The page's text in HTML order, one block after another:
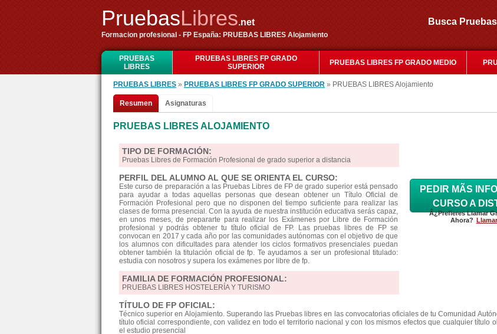
PruebasLibres.net
Formacion profesional - FP España: PRUEBAS LIBRES Alojamiento
Busca
PRUEBAS
LIBRES
PRUEBAS LIBRES FP GRADO
SUPERIOR
PRUEBAS LIBRES FP GRADO MEDIO
PRUEBAS LIBRES » PRUEBAS LIBRES FP GRADO SUPERIOR » PRUEBAS LIBRES Alojamiento
Resumen Asignaturas
PRUEBAS LIBRES ALOJAMIENTO
PEDIR MÃS
CURSO A
Â¿Prefieres Llamar
Ahora?
TIPO DE FORMACIÓN:
Pruebas Libres de Formación Profesional de grado superior a distancia
PERFIL DEL ALUMNO AL QUE SE ORIENTA EL CURSO:
Este curso de preparación a las Pruebas Libres de FP de grado superior está pensado
para ayudar a todas aquellas personas que desean obtener un Título Oficial de
Formación Profesional pero que no disponen del tiempo suficiente para realizar las
clases de forma presencial. Con la ayuda de nuestra institución educativa serás capaz,
en unos meses, de prepararte para realizar los Exámenes por Libre de Formación
profesional y podrás obtener tu título oficial de FP. Las pruebas libres de FP se
convocan en 2017 y cada año por las comunidades autónomas con el objetivo de que
los alumnos con dificultades para atender los ciclos formativos presenciales puedan
obtener también la titulación oficial de fp. Te ayudamos a ser un profesional titulado:
estudia con nosotros y supera los exámenes por libre de fp.
FAMILIA DE FORMACIÓN PROFESIONAL:
PRUEBAS LIBRES HOSTELERÍA Y TURISMO
TÍTULO DE FP OFICIAL:
Técnico superior en Alojamiento. Superando las Pruebas libres en las convocatorias oficiales de tu Comunidad
título oficial correspondiente, con validez en todo el territorio nacional y con los mismos efectos que cualquier título
el estudio presencial